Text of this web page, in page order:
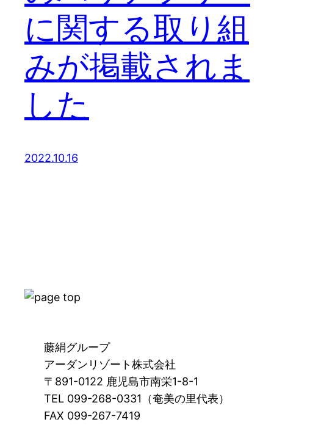
に関する取り組
みが掲載されま
した
2022.10.16
藤絹グループ
アーダンリゾート株式会社
〒891-0122 鹿児島市南栄1-8-1
TEL 099-268-0331（奄美の里代表）
FAX 099-267-7419